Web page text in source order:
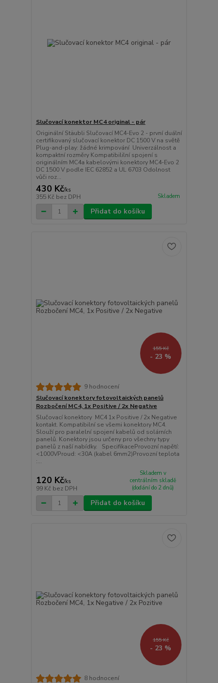
Slučovací konektor MC4 original - pár
Originální Stäubli Slučovací MC4-Evo 2 - první duální
certifikovaný slučovací konektor DC 1500 V na světě
Plug-and-play: žádné krimpování Univerzálnost a
kompaktní rozměry Kompatibililní spojení s
originálním MC4a kabelovými konektory MC4-Evo 2
DC 1500 V podle IEC 62852 a UL 6703 Odolnost
vůči roz...
430 Kč/ks
355 Kč bez DPH Skladem
Přidat do košíku
155 Kč
- 23 %
9 hodnocení
Slučovací konektory fotovoltaických panelů
Rozbočení MC4, 1x Positive / 2x Negative
Slučovací konektory MC4 1x Positive / 2x Negative
kontakt. Kompatibilní se všemi konektory MC4.
Slouží pro paralelní spojení kabelů od solárních
panelů. Konektory jsou určeny pro všechny typy
panelů z naší nabídky. SpecifikaceProvozní napětí:
<1000VProud: <30A (kabel 6mm2)Provozní teplota
:...
120 Kč/ks
99 Kč bez DPH
Skladem v
centrálním skladě
(dodání do 2 dnů)
Přidat do košíku
155 Kč
- 23 %
8 hodnocení